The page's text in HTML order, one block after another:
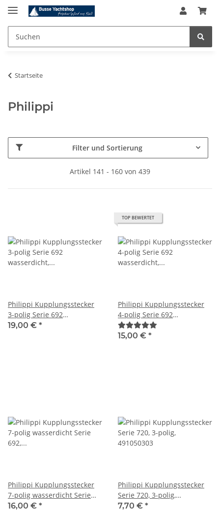
Startseite
Philippi
Filter und Sortierung
Artikel 141 - 160 von 439
Philippi Kupplungsstecker
3-polig Serie 692
wasserdicht, 402092905
19,00 € *
TOP BEWERTET
Philippi Kupplungsstecker
4-polig Serie 692
wasserdicht, 402094405
15,00 € *
Philippi Kupplungsstecker
7-polig wasserdicht Serie
692, 402174005
16,00 € *
Philippi Kupplungsstecker
Serie 720, 3-polig,
491050303
7,70 € *